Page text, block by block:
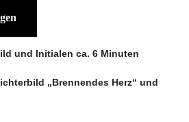
und Initialen ca. 6 Minuten
„Brennendes Herz“ und